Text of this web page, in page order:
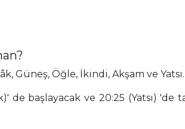
Güneş, Öğle, İkindi, Akşam ve
başlayacak ve 20:25 (Yatsı) 'de